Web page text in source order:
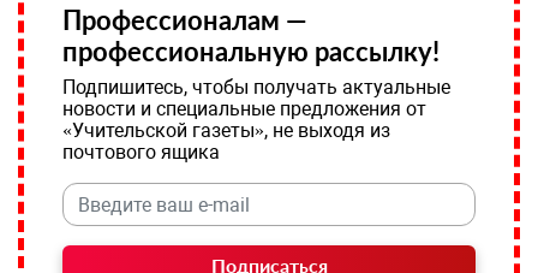
Профессионалам —
профессиональную рассылку!
Подпишитесь, чтобы получать актуальные
новости и специальные предложения от
«Учительской газеты», не выходя из
почтового ящика
Подписаться